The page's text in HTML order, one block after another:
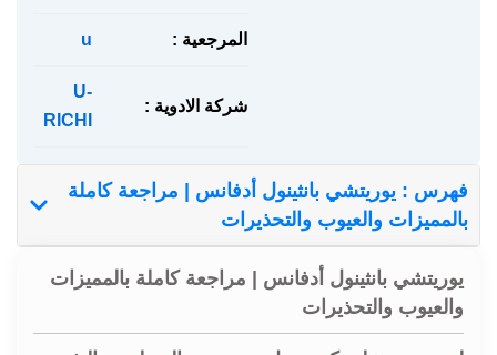
المرجعية : u
شركة الادوية :
U-
RICHI
فهرس : يوريتشي بانثينول أدفانس | مراجعة كاملة
بالمميزات والعيوب والتحذيرات
يوريتشي بانثينول أدفانس | مراجعة كاملة بالمميزات
والعيوب والتحذيرات